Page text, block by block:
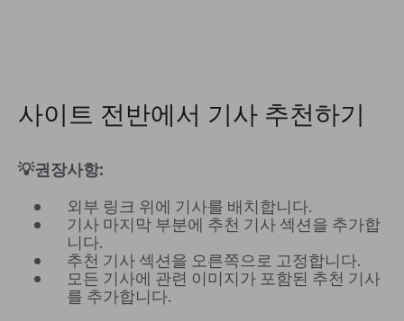
사이트 전반에서 기사 추천하기
💡권장사항:
외부 링크 위에 기사를 배치합니다.
기사 마지막 부분에 추천 기사 섹션을 추가합
니다.
추천 기사 섹션을 오른쪽으로 고정합니다.
모든 기사에 관련 이미지가 포함된 추천 기사
를 추가합니다.